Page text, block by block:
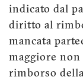
indicato dal
diritto al
mancata
maggiore
rimborso